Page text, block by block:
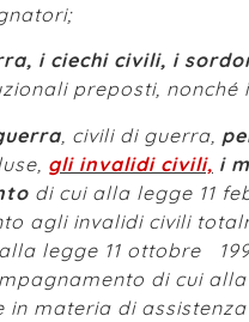
i ciechi civili, i
preposti,
, civili di guerra,
gli invalidi civili, i
di cui alla legge 11
agli invalidi civili
legge 11 ottobre
di cui
in materia di